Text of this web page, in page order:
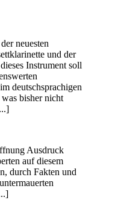
neuesten
und der
Instrument soll
deutschsprachigen
bisher nicht
Ausdruck
auf diesem
durch Fakten und